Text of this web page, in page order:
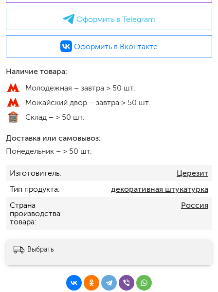
Оформить в Telegram
Оформить в Вконтакте
Наличие товара:
Молодежная – завтра > 50 шт.
Можайский двор – завтра > 50 шт.
Склад – > 50 шт.
Доставка или самовывоз:
Понедельник – > 50 шт.
Изготовитель
Церезит
Тип продукта
декоративная штукатурка
Страна
производства
товара
Россия
Выбрать